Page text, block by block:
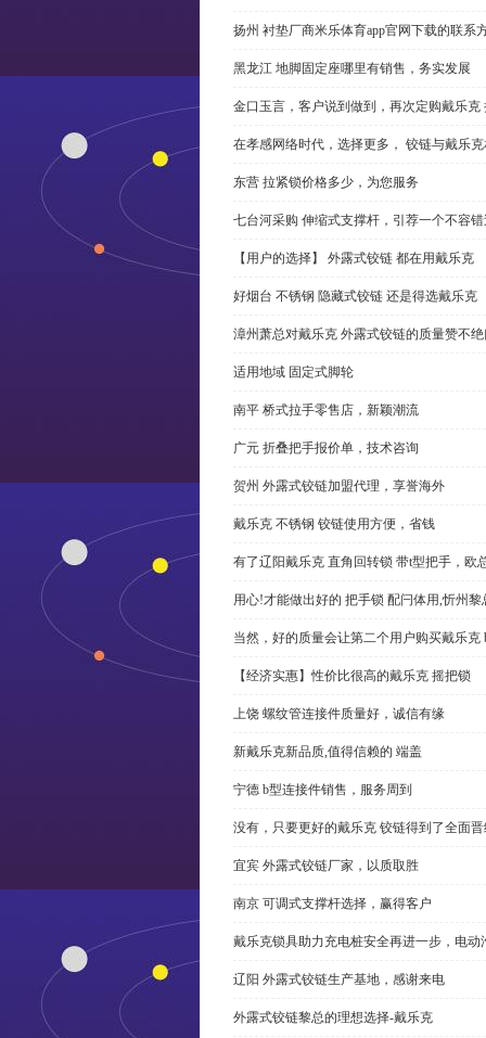
扬州 衬垫厂商米乐体育app官网下载的联系
黑龙江 地脚固定座哪里有销售，务实发展
金口玉言，客户说到做到，再次定购戴乐克
在孝感网络时代，选择更多， 铰链与戴乐
东营 拉紧锁价格多少，为您服务
七台河采购 伸缩式支撑杆，引荐一个不容
【用户的选择】 外露式铰链 都在用戴乐克
好烟台 不锈钢 隐藏式铰链 还是得选戴乐克
漳州萧总对戴乐克 外露式铰链的质量赞不
适用地域 固定式脚轮
南平 桥式拉手零售店，新颖潮流
广元 折叠把手报价单，技术咨询
贺州 外露式铰链加盟代理，享誉海外
戴乐克 不锈钢 铰链使用方便，省钱
有了辽阳戴乐克 直角回转锁 带t型把手，欧
用心!才能做出好的 把手锁 配闩体用,忻州黎
当然，好的质量会让第二个用户购买戴乐克
【经济实惠】性价比很高的戴乐克 摇把锁
上饶 螺纹管连接件质量好，诚信有缘
新戴乐克新品质,值得信赖的 端盖
宁德 b型连接件销售，服务周到
没有，只要更好的戴乐克 铰链得到了全面
宜宾 外露式铰链厂家，以质取胜
南京 可调式支撑杆选择，赢得客户
戴乐克锁具助力充电桩安全再进一步，电动
辽阳 外露式铰链生产基地，感谢来电
外露式铰链黎总的理想选择-戴乐克